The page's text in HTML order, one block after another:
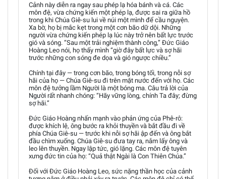
Cảnh này diễn ra ngay sau phép lạ hóa bánh và cá. Các
môn đệ, vừa chứng kiến một phép lạ, được sai ra giữa hồ
trong khi Chúa Giê-su lui về núi một mình để cầu nguyện.
Xa bờ, họ bị mắc kẹt trong một cơn bão dữ dội. Những
người vừa chứng kiến phép lạ lúc này trở nên bất lực trước
gió và sóng. “Sau một trải nghiệm thành công,” Đức Giáo
Hoàng Leo nói, họ thấy mình “giờ đây bất lực và sợ hãi
trước những con sóng đe dọa và gió ngược chiều.”
Chính tại đây — trong cơn bão, trong bóng tối, trong nỗi sợ
hãi của họ — Chúa Giê-su đi trên mặt nước đến với họ. Các
môn đệ tưởng lầm Người là một bóng ma. Câu trả lời của
Người rất nhanh chóng: “Hãy vững lòng, chính Ta đây; đừng
sợ hãi.”
Đức Giáo Hoàng nhấn mạnh vào phản ứng của Phê-rô:
được khích lệ, ông bước ra khỏi thuyền và bắt đầu đi về
phía Chúa Giê-su — trước khi nỗi sợ hãi ập đến và ông bắt
đầu chìm xuống. Chúa Giê-su đưa tay ra, nắm lấy ông và
leo lên thuyền. Ngay lập tức, gió lặng. Các môn đệ tuyên
xưng đức tin của họ: “Quả thật Ngài là Con Thiên Chúa.”
Đối với Đức Giáo Hoàng Leo, sức nặng thần học của cảnh